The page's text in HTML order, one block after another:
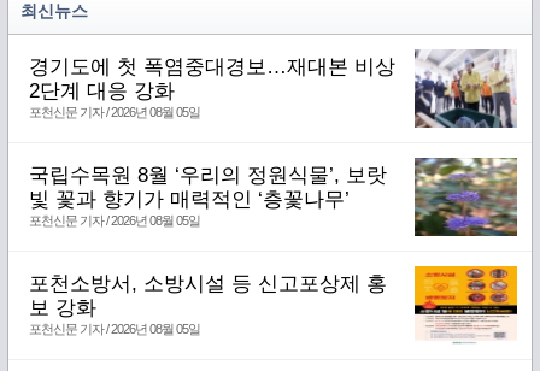
최신뉴스
경기도에 첫 폭염중대경보…재대본 비상
2단계 대응 강화
포천신문 기자 / 2026년 08월 05일
국립수목원 8월 ‘우리의 정원식물’, 보랏
빛 꽃과 향기가 매력적인 ‘층꽃나무’
포천신문 기자 / 2026년 08월 05일
포천소방서, 소방시설 등 신고포상제 홍
보 강화
포천신문 기자 / 2026년 08월 05일